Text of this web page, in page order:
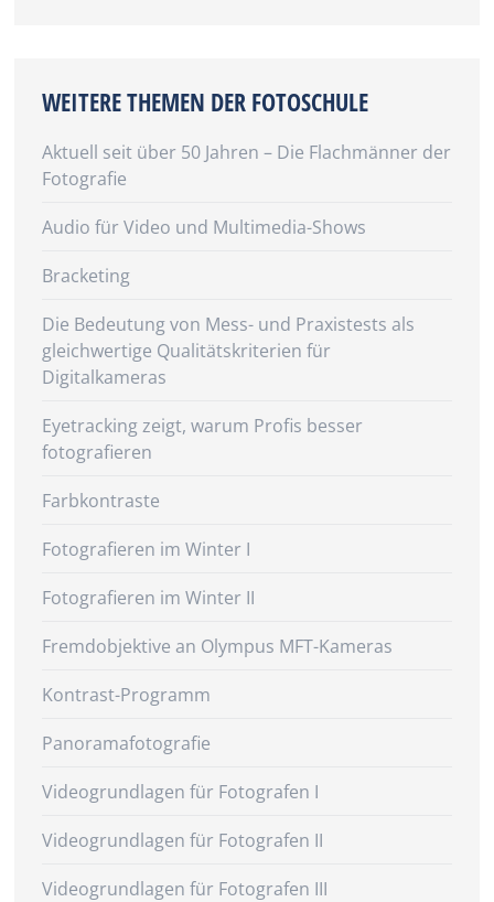
WEITERE THEMEN DER FOTOSCHULE
Aktuell seit über 50 Jahren – Die Flachmänner der
Fotografie
Audio für Video und Multimedia-Shows
Bracketing
Die Bedeutung von Mess- und Praxistests als
gleichwertige Qualitätskriterien für
Digitalkameras
Eyetracking zeigt, warum Profis besser
fotografieren
Farbkontraste
Fotografieren im Winter I
Fotografieren im Winter II
Fremdobjektive an Olympus MFT-Kameras
Kontrast-Programm
Panoramafotografie
Videogrundlagen für Fotografen I
Videogrundlagen für Fotografen II
Videogrundlagen für Fotografen III